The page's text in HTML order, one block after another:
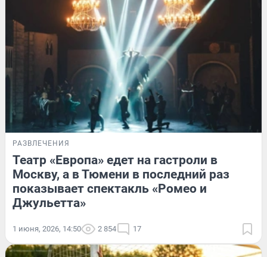
РАЗВЛЕЧЕНИЯ
Театр «Европа» едет на гастроли в
Москву, а в Тюмени в последний раз
показывает спектакль «Ромео и
Джульетта»
1 июня, 2026, 14:50 2 854 17